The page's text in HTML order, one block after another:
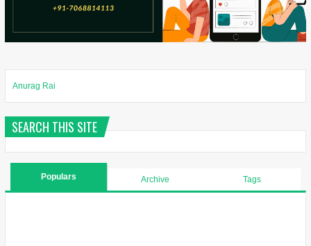
Anurag Rai
SEARCH THIS SITE
Populars Archive Tags